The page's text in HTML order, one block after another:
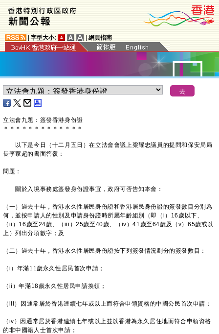
字型大小: 網頁指南
立法會九題：簽發香港身份證
＊ ＊ ＊ ＊ ＊ ＊ ＊ ＊ ＊ ＊ ＊ ＊ ＊
以下是今日（十二月五日）在立法會會議上梁耀忠議員的提問和保安局局
長李家超的書面答覆：
問題：
關於入境事務處簽發身份證事宜，政府可否告知本會：
（一）過去十年，香港永久性居民身份證和香港居民身份證的簽發數目分別為
何，並按申請人的性別及申請身份證時所屬年齡組別（即（i）16歲以下、
（ii）16歲至24歲、（iii）25歲至40歲、（iv）41歲至64歲及（v）65歲或以
上）列出分項數字；及
（二）過去十年，香港永久性居民身份證按下列簽發情況劃分的簽發數目：
（i）年滿11歲永久性居民首次申請；
（ii）年滿18歲永久性居民申請換領；
（iii）因通常居於香港連續七年或以上而符合申領資格的中國公民首次申請；
（iv）因通常居於香港連續七年或以上並以香港為永久居住地而符合申領資格
的非中國籍人士首次申請；